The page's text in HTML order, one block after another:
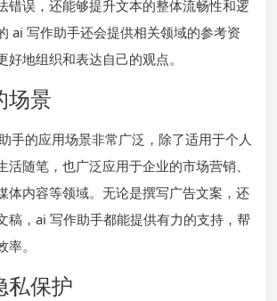
错误，还能够提升文本的整体流畅性和逻
ai 写作助手还会提供相关领域的参考资
好地组织和表达自己的观点。
场景
手的应用场景非常广泛，除了适用于个人
活随笔，也广泛应用于企业的市场营销、
体内容等领域。无论是撰写广告文案，还
稿，ai 写作助手都能提供有力的支持，帮
。
私保护